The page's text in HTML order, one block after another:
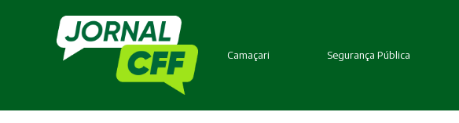
Camaçari Segurança Pública